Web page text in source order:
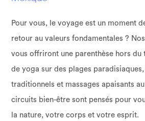
Pour vous, le voyage est un moment
retour au valeurs fondamentales ?
vous offriront une parenthèse hors du
de yoga sur des plages paradisiaques,
traditionnels et massages apaisants
circuits bien-être sont pensés pour
la nature, votre corps et votre esprit.